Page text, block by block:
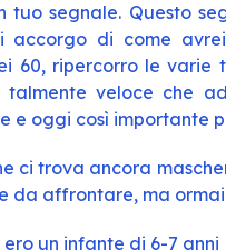
tuo segnale. Questo
accorgo di come
60, ripercorro le
veloce che
e oggi così importante
ci trova ancora
da affrontare, ma
un infante di 6-7